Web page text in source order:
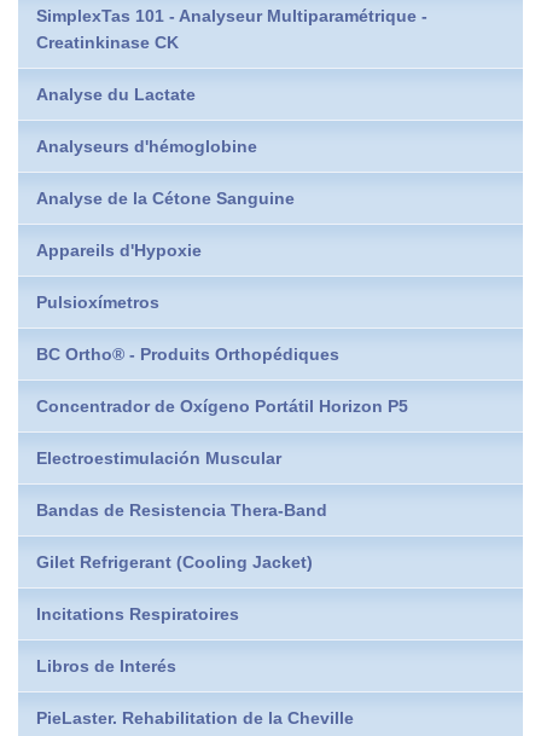
SimplexTas 101 - Analyseur Multiparamétrique -
Creatinkinase CK
Analyse du Lactate
Analyseurs d'hémoglobine
Analyse de la Cétone Sanguine
Appareils d'Hypoxie
Pulsioxímetros
BC Ortho® - Produits Orthopédiques
Concentrador de Oxígeno Portátil Horizon P5
Electroestimulación Muscular
Bandas de Resistencia Thera-Band
Gilet Refrigerant (Cooling Jacket)
Incitations Respiratoires
Libros de Interés
PieLaster. Rehabilitation de la Cheville